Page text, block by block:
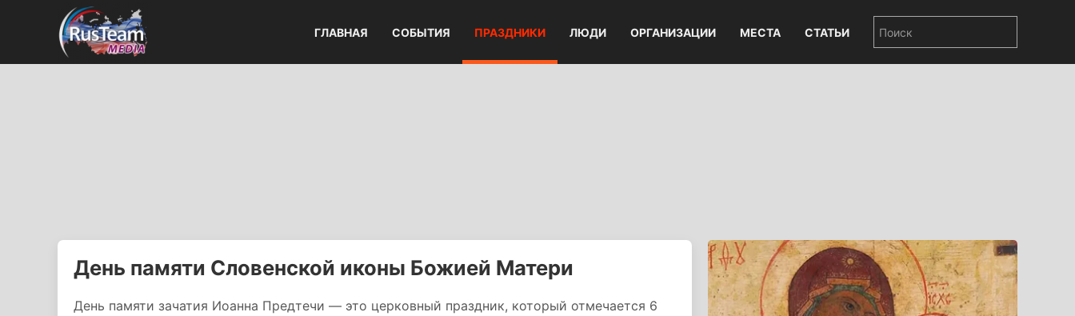
ГЛАВНАЯ СОБЫТИЯ ПРАЗДНИКИ ЛЮДИ ОРГАНИЗАЦИИ МЕСТА СТАТЬИ
День памяти Словенской иконы Божией Матери
День памяти зачатия Иоанна Предтечи — это церковный праздник, который отмечается 6